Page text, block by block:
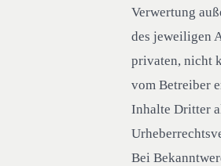
Verwertung
des jeweiligen
privaten, nicht
vom Betreiber
Inhalte Dritter
Bei